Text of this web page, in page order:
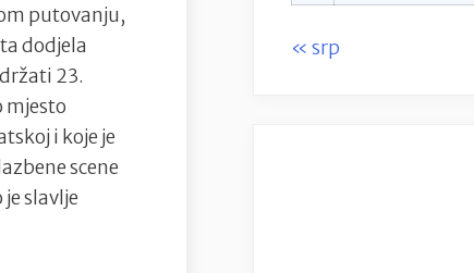
putovanju,
dodjela
23.
mjesto
i koje je
scene
slavlje
« srp